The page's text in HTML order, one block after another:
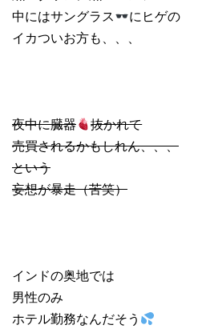
中にはサングラス
にヒゲの
イカついお方も、、、
夜中に臓器
抜かれて
売買されるかもしれん、、、
という
妄想が暴走（苦笑）
インドの奥地では
男性のみ
ホテル勤務なんだそう